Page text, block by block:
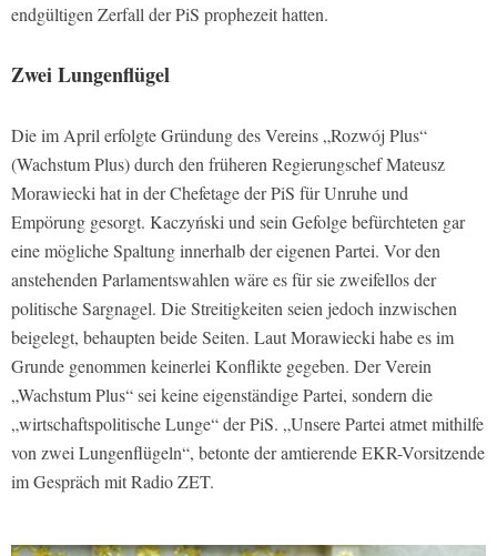
endgültigen Zerfall der PiS prophezeit hatten.
Zwei Lungenflügel
Die im April erfolgte Gründung des Vereins „Rozwój Plus“
(Wachstum Plus) durch den früheren Regierungschef Mateusz
Morawiecki hat in der Chefetage der PiS für Unruhe und
Empörung gesorgt. Kaczyński und sein Gefolge befürchteten gar
eine mögliche Spaltung innerhalb der eigenen Partei. Vor den
anstehenden Parlamentswahlen wäre es für sie zweifellos der
politische Sargnagel. Die Streitigkeiten seien jedoch inzwischen
beigelegt, behaupten beide Seiten. Laut Morawiecki habe es im
Grunde genommen keinerlei Konflikte gegeben. Der Verein
„Wachstum Plus“ sei keine eigenständige Partei, sondern die
„wirtschaftspolitische Lunge“ der PiS. „Unsere Partei atmet mithilfe
von zwei Lungenflügeln“, betonte der amtierende EKR-Vorsitzende
im Gespräch mit Radio ZET.